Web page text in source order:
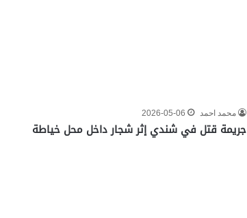
محمد احمد 2026-05-06
جريمة قتل في شندي إثر شجار داخل محل خياطة